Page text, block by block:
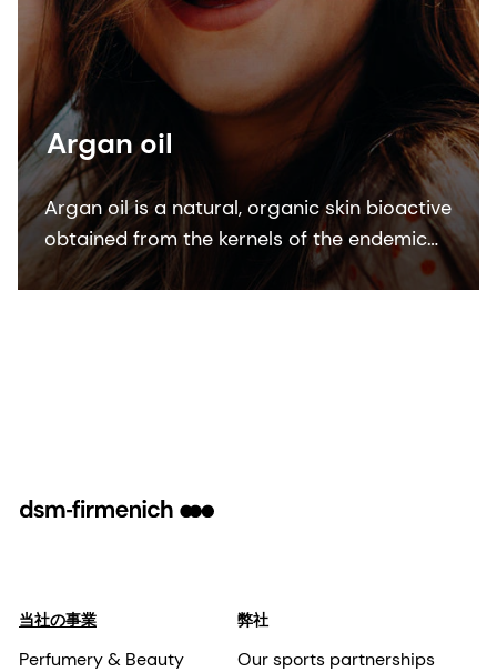
Argan oil
Argan oil is a natural, organic skin bioactive
obtained from the kernels of the endemic
argan tree (Argania Spinosa kernel oil). This
当社の事業
Perfumery & Beauty
弊社
Our sports partnerships